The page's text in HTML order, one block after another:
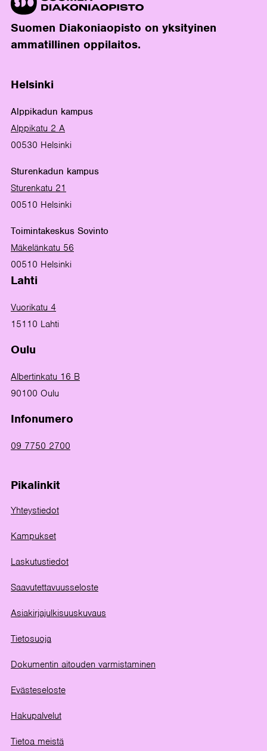
Suomen Diakoniaopisto on yksityinen
ammatillinen oppilaitos.
Helsinki
Alppikadun kampus
Alppikatu 2 A
00530 Helsinki
Sturenkadun kampus
Sturenkatu 21
00510 Helsinki
Toimintakeskus Sovinto
Mäkelänkatu 56
00510 Helsinki
Lahti
Vuorikatu 4
15110 Lahti
Oulu
Albertinkatu 16 B
90100 Oulu
Infonumero
09 7750 2700
Pikalinkit
Yhteystiedot
Kampukset
Laskutustiedot
Saavutettavuusseloste
Asiakirjajulkisuuskuvaus
Tietosuoja
Dokumentin aitouden varmistaminen
Evästeseloste
Hakupalvelut
Tietoa meistä